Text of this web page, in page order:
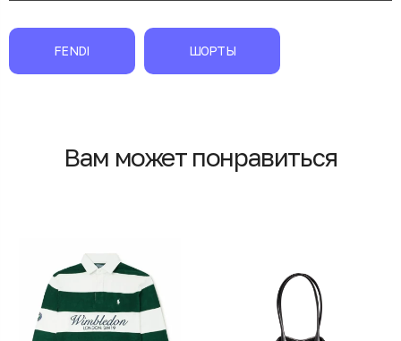
FENDI ШОРТЫ
Вам может понравиться